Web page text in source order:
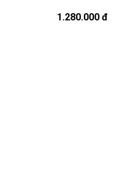
1.280.000 đ